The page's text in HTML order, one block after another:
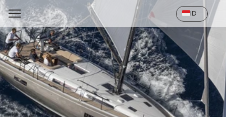
Select Language
ID